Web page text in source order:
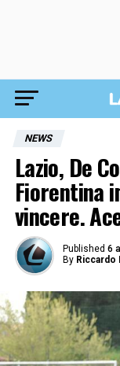
NEWS
Lazio, De
Fiorentina
vincere.
Published 6
By Riccardo